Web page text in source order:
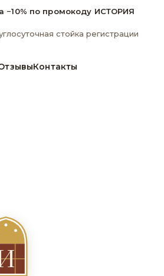
−10% по промокоду ИСТОРИЯ
стойка регистрации
Контакты